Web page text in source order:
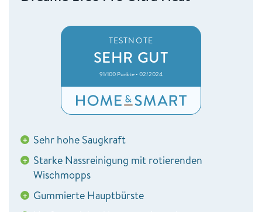
TESTNOTE
SEHR GUT
91/100 Punkte • 02/2024
+ Sehr hohe Saugkraft
+ Starke Nassreinigung mit rotierenden
Wischmopps
+ Gummierte Hauptbürste